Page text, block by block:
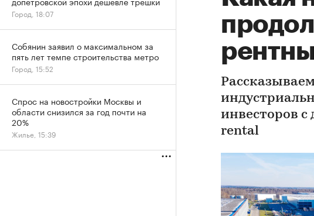
инвесторов
rental
Город, 18:07
Собянин заявил о максимальном за
пять лет темпе строительства метро
Город, 15:52
Спрос на новостройки Москвы и
области снизился за год почти на
20%
Жилье, 15:39